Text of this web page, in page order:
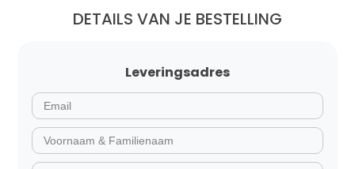
DETAILS VAN JE BESTELLING
Leveringsadres